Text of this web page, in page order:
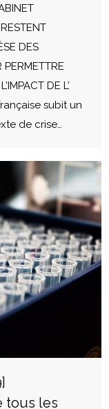
DES
PERMETTRE
DE L’
subit un
de crise…
tous les